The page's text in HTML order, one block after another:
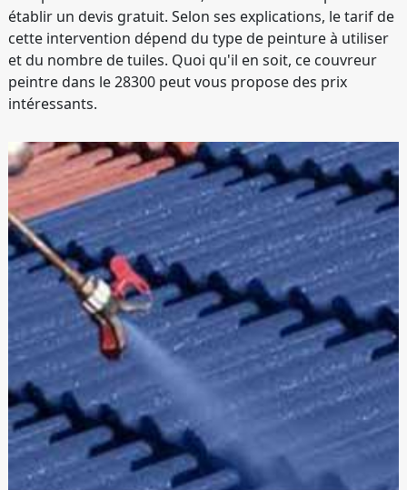
établir un devis gratuit. Selon ses explications, le tarif de
cette intervention dépend du type de peinture à utiliser
et du nombre de tuiles. Quoi qu'il en soit, ce couvreur
peintre dans le 28300 peut vous propose des prix
intéressants.